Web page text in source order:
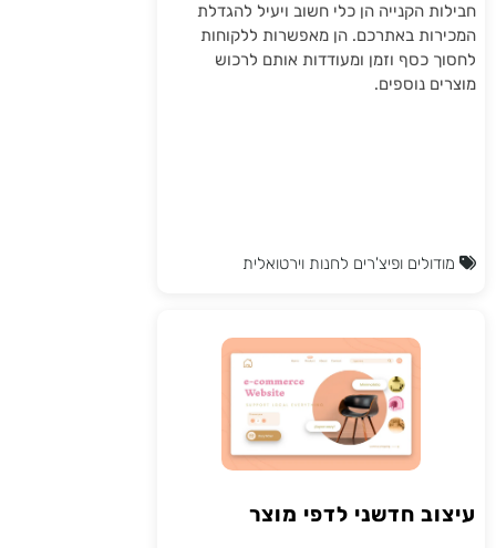
חבילות הקנייה הן כלי חשוב ויעיל להגדלת
המכירות באתרכם. הן מאפשרות ללקוחות
לחסוך כסף וזמן ומעודדות אותם לרכוש
מוצרים נוספים.
מודולים ופיצ'רים לחנות וירטואלית
עיצוב חדשני לדפי מוצר